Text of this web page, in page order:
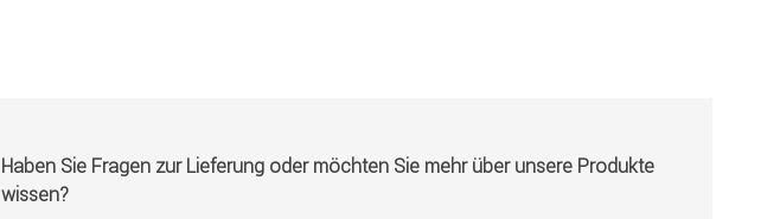
Haben Sie Fragen zur Lieferung oder möchten Sie mehr über unsere Produkte
wissen?